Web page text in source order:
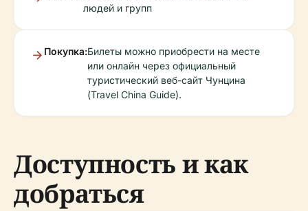
людей и групп
Покупка:Билеты можно приобрести на месте
или онлайн через официальный
туристический веб-сайт Чунцина
(Travel China Guide).
Доступность и как
добраться